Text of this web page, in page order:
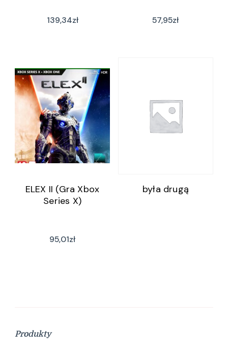
139,34zł 57,95zł
ELEX II (Gra Xbox
Series X)
95,01zł
była drugą
Produkty